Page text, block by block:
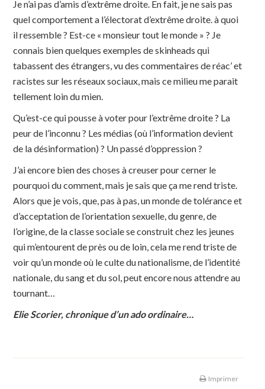
Je n’ai pas d’amis d’extrême droite. En fait, je ne sais pas
quel comportement a l’électorat d’extrême droite. à quoi
il ressemble ? Est-ce « monsieur tout le monde » ? Je
connais bien quelques exemples de skinheads qui
tabassent des étrangers, vu des commentaires de réac’ et
racistes sur les réseaux sociaux, mais ce milieu me parait
tellement loin du mien.
Qu’est-ce qui pousse à voter pour l’extrême droite ? La
peur de l’inconnu ? Les médias (où l’information devient
de la désinformation) ? Un passé d’oppression ?
J’ai encore bien des choses à creuser pour cerner le
pourquoi du comment, mais je sais que ça me rend triste.
Alors que je vois, que, pas à pas, un monde de tolérance et
d’acceptation de l’orientation sexuelle, du genre, de
l’origine, de la classe sociale se construit chez les jeunes
qui m’entourent de près ou de loin, cela me rend triste de
voir qu’un monde où le culte du nationalisme, de l’identité
nationale, du sang et du sol, peut encore nous attendre au
tournant…
Elie Scorier, chronique d’un ado ordinaire…
Imprimer